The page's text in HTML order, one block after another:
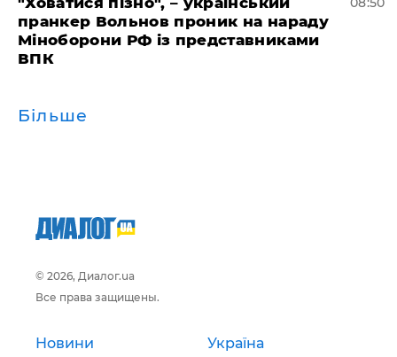
пранкер Вольнов проник на нараду
Міноборони РФ із представниками
ВПК
Більше
© 2026, Диалог.ua
Все права защищены.
Новини Україна